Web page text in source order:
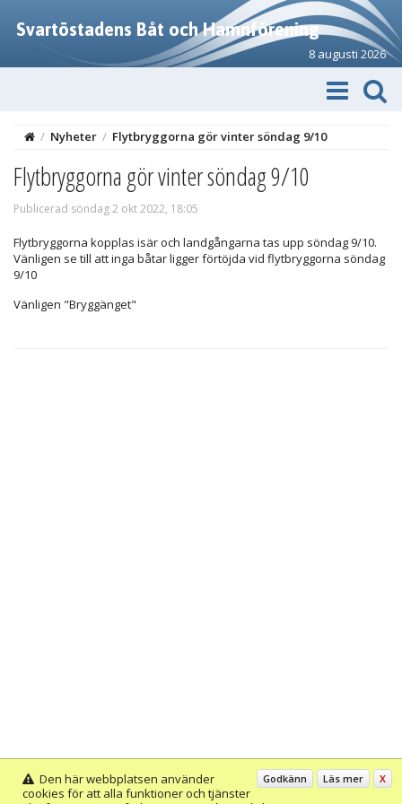
Svartöstadens Båt och Hamnförening
8 augusti 2026
/ Nyheter / Flytbryggorna gör vinter söndag 9/10
Flytbryggorna gör vinter söndag 9/10
Publicerad söndag 2 okt 2022, 18:05
Flytbryggorna kopplas isär och landgångarna tas upp söndag 9/10.
Vänligen se till att inga båtar ligger förtöjda vid flytbryggorna söndag
9/10
Vänligen "Bryggänget"
Godkänn Läs mer X
Den här webbplatsen använder
cookies för att alla funktioner och tjänster